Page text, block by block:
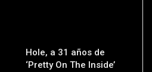
Hole, a 31 años de
‘Pretty On The Inside’